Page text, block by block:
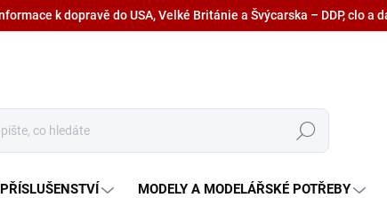
Hledat
MODELY A MODELÁŘSKÉ POTŘEBY
k dopravě do USA, Velké Británie a Švýcarska – DDP, clo a